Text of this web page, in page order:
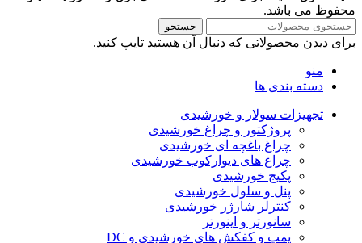
محفوظ می باشد.
جستجو
برای دیدن محصولاتی که دنبال آن هستید تایپ کنید.
منو
دسته بندی ها
تجهیزات سولار و خورشیدی
پروژکتور و چراغ خورشیدی
چراغ باغچه ای خورشیدی
چراغ های دیوارکوب خورشیدی
پکیج خورشیدی
پنل و سلول خورشیدی
کنترلر شارژر خورشیدی
سانورتر و اینورتر
پمپ و کفکش های خورشیدی و DC